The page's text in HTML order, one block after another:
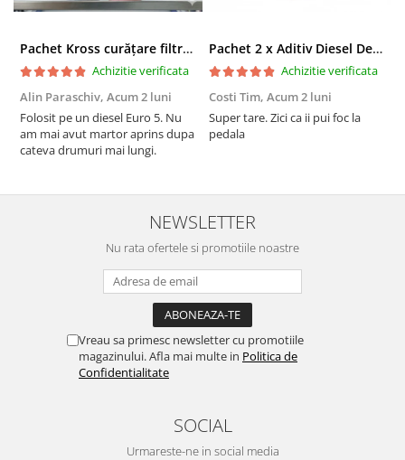
Pachet Kross curățare filtru particule DPF și etanșare ulei 250 ml + 250 ml
Achizitie verificata
Alin Paraschiv, Acum 2 luni
Folosit pe un diesel Euro 5. Nu
am mai avut martor aprins dupa
cateva drumuri mai lungi.
Pachet 2 x Aditiv Diesel Detox Premium Kross - Curățare Completă, +5 Puncte Cetanic & Protecție DPF/EGR
Achizitie verificata
Costi Tim, Acum 2 luni
Super tare. Zici ca ii pui foc la
pedala
NEWSLETTER
Nu rata ofertele si promotiile noastre
Vreau sa primesc newsletter cu promotiile
magazinului. Afla mai multe in Politica de
Confidentialitate
SOCIAL
Urmareste-ne in social media